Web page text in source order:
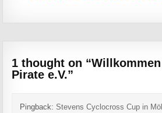
1 thought on “
Pirate e.V.”
Pingback:Stevens Cyclocross Cup in